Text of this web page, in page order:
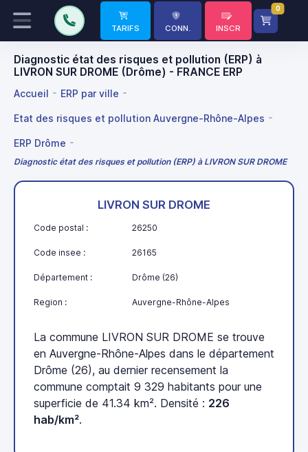
TARIFS CONN. INSCR
0
Diagnostic état des risques et pollution (ERP) à
LIVRON SUR DROME (Drôme) - FRANCE ERP
Accueil ERP par ville
Etat des risques et pollution Auvergne-Rhône-Alpes
ERP Drôme
Diagnostic état des risques et pollution (ERP) à LIVRON SUR DROME
LIVRON SUR DROME
Code postal : 26250
Code insee : 26165
Département : Drôme (26)
Region : Auvergne-Rhône-Alpes
La commune LIVRON SUR DROME se trouve
en Auvergne-Rhône-Alpes dans le département
Drôme (26), au dernier recensement la
commune comptait 9 329 habitants pour une
superficie de 41.34 km². Densité : 226
hab/km².